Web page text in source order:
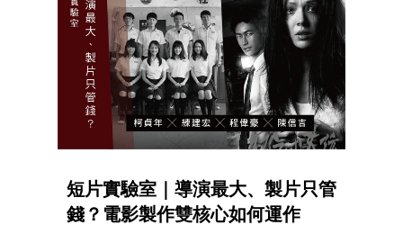
短片實驗室｜導演最大、製片只管
錢？電影製作雙核心如何運作